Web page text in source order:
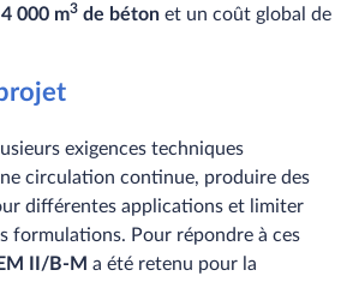
4 000 m3 de béton et un coût global de
exigences techniques
circulation continue, produire des
différentes applications et limiter
formulations. Pour répondre à ces
II/B-M a été retenu pour la